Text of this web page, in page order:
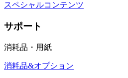
スペシャルコンテンツ
サポート
消耗品・用紙
消耗品&オプション